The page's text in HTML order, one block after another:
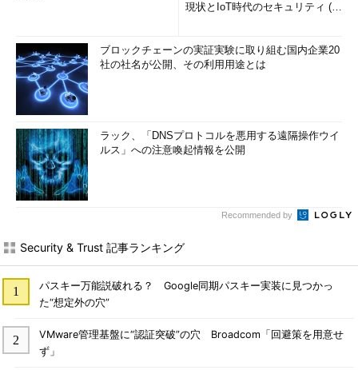
現状とIoT時代のセキュリティ (1/
ブロックチェーンの実証実験に取り組む国内企業20
社の社名が公開、その利用用途とは
ラック、「DNSプロトコルを悪用する遠隔操作ウイ
ルス」への注意喚起情報を公開
Recommended by
Security & Trust 記事ランキング
パスキー万能説破れる？ Google同期パスキー実装に見つかっ
た“想定外の穴”
VMware管理基盤に“認証突破”の穴 Broadcom「回避策を用意せ
ず」